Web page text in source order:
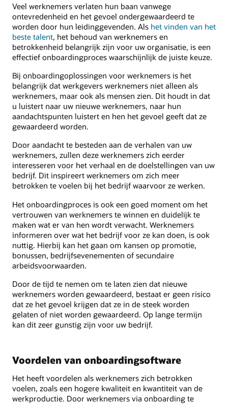
Veel werknemers verlaten hun baan vanwege
ontevredenheid en het gevoel ondergewaardeerd te
worden door hun leidinggevenden. Als het vinden van het
beste talent, het behoud van werknemers en
betrokkenheid belangrijk zijn voor uw organisatie, is een
effectief onboardingproces waarschijnlijk de juiste keuze.
Bij onboardingoplossingen voor werknemers is het
belangrijk dat werkgevers werknemers niet alleen als
werknemers, maar ook als mensen zien. Dit houdt in dat
u luistert naar uw nieuwe werknemers, naar hun
aandachtspunten luistert en hen het gevoel geeft dat ze
gewaardeerd worden.
Door aandacht te besteden aan de verhalen van uw
werknemers, zullen deze werknemers zich eerder
interesseren voor het verhaal en de doelstellingen van uw
bedrijf. Dit inspireert werknemers om zich meer
betrokken te voelen bij het bedrijf waarvoor ze werken.
Het onboardingproces is ook een goed moment om het
vertrouwen van werknemers te winnen en duidelijk te
maken wat er van hen wordt verwacht. Werknemers
informeren over wat het bedrijf voor ze kan doen, is ook
nuttig. Hierbij kan het gaan om kansen op promotie,
bonussen, bedrijfsevenementen of secundaire
arbeidsvoorwaarden.
Door de tijd te nemen om te laten zien dat nieuwe
werknemers worden gewaardeerd, bestaat er geen risico
dat ze het gevoel krijgen dat ze in de steek worden
gelaten of niet worden gewaardeerd. Op lange termijn
kan dit zeer gunstig zijn voor uw bedrijf.
Voordelen van onboardingsoftware
Het heeft voordelen als werknemers zich betrokken
voelen, zoals een hogere kwaliteit en kwantiteit van de
werkproductie. Door werknemers via onboarding te